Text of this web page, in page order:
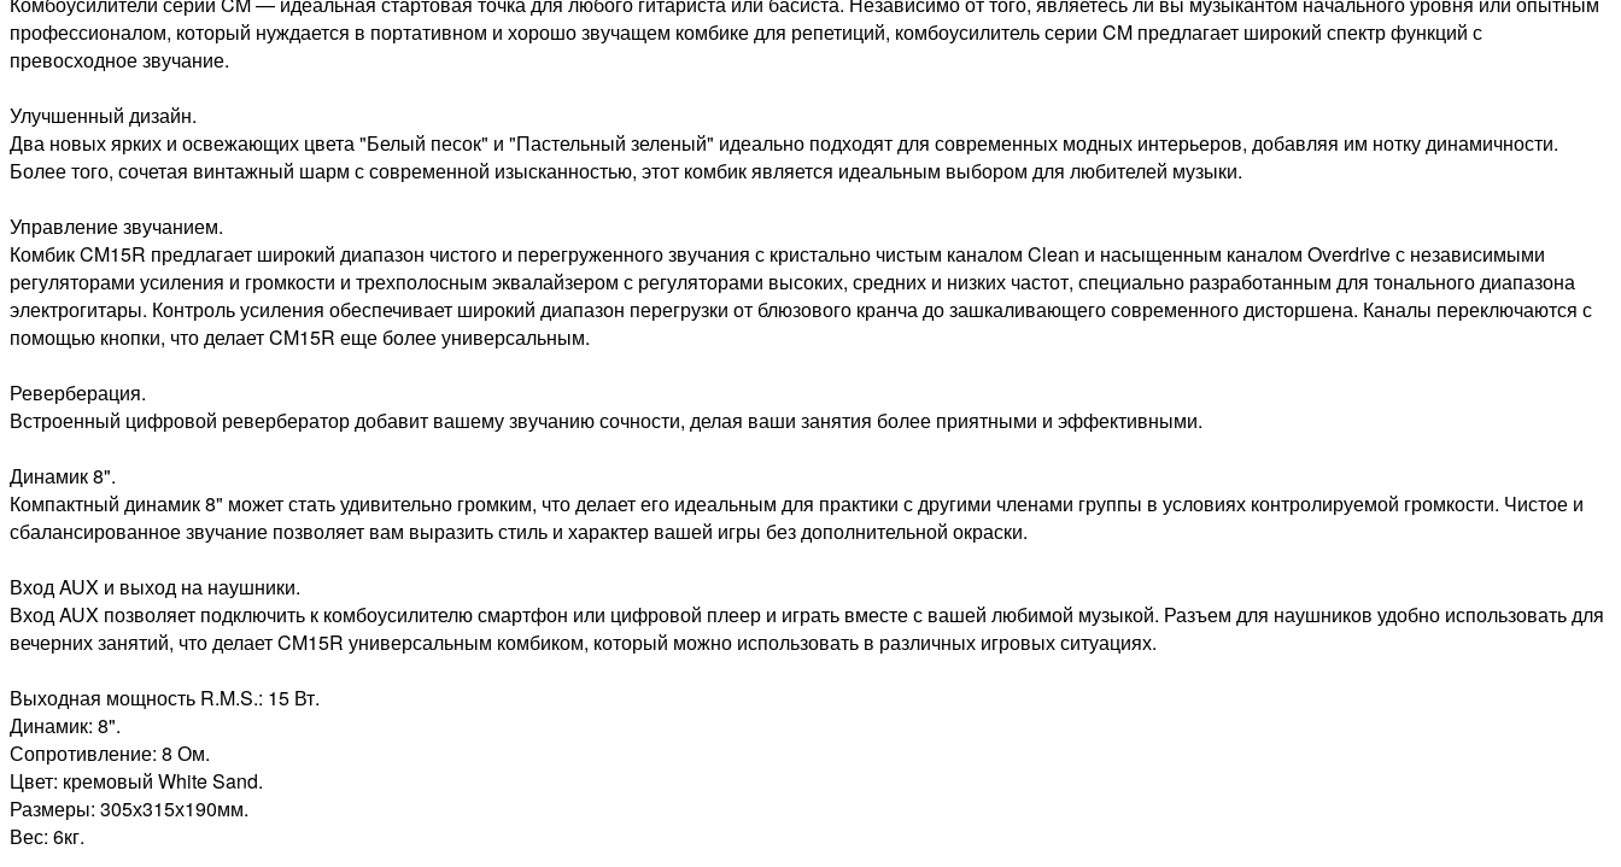
профессионалом, который нуждается в портативном и хорошо звучащем комбике для репетиций, комбоусилитель серии CM предлагает широкий спектр функций с
превосходное звучание.
Улучшенный дизайн.
Два новых ярких и освежающих цвета "Белый песок" и "Пастельный зеленый" идеально подходят для современных модных интерьеров, добавляя им нотку динамичности.
Более того, сочетая винтажный шарм с современной изысканностью, этот комбик является идеальным выбором для любителей музыки.
Управление звучанием.
Комбик CM15R предлагает широкий диапазон чистого и перегруженного звучания с кристально чистым каналом Clean и насыщенным каналом Overdrive с независимыми
регуляторами усиления и громкости и трехполосным эквалайзером с регуляторами высоких, средних и низких частот, специально разработанным для тонального диапазона
электрогитары. Контроль усиления обеспечивает широкий диапазон перегрузки от блюзового кранча до зашкаливающего современного дисторшена. Каналы переключаются с
помощью кнопки, что делает CM15R еще более универсальным.
Реверберация.
Встроенный цифровой ревербератор добавит вашему звучанию сочности, делая ваши занятия более приятными и эффективными.
Динамик 8".
Компактный динамик 8" может стать удивительно громким, что делает его идеальным для практики с другими членами группы в условиях контролируемой громкости. Чистое и
сбалансированное звучание позволяет вам выразить стиль и характер вашей игры без дополнительной окраски.
Вход AUX и выход на наушники.
Вход AUX позволяет подключить к комбоусилителю смартфон или цифровой плеер и играть вместе с вашей любимой музыкой. Разъем для наушников удобно использовать для
вечерних занятий, что делает CM15R универсальным комбиком, который можно использовать в различных игровых ситуациях.
Выходная мощность R.M.S.: 15 Вт.
Динамик: 8".
Сопротивление: 8 Ом.
Цвет: кремовый White Sand.
Размеры: 305х315х190мм.
Вес: 6кг.